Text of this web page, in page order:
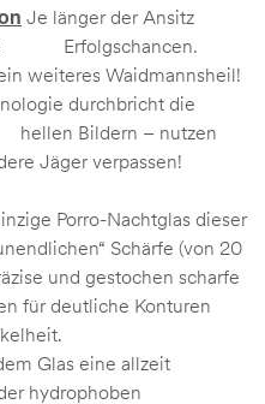
Je länger der Ansitz
Erfolgschancen.
weiteres Waidmannsheil!
durchbricht die
Bildern – nutzen
Jäger verpassen!
Porro-Nachtglas dieser
Schärfe (von 20
und gestochen scharfe
für deutliche Konturen
Glas eine allzeit
hydrophoben